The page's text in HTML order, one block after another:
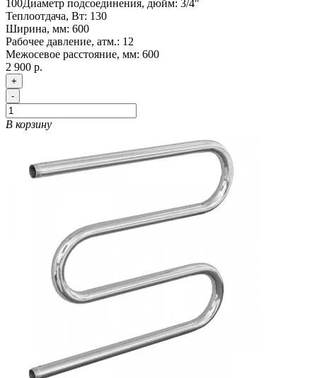
100Диаметр подсоединения, дюйм: 3/4"
Теплоотдача, Вт: 130
Ширина, мм: 600
Рабочее давление, атм.: 12
Межосевое расстояние, мм: 600
2 900 р.
+
-
В корзину